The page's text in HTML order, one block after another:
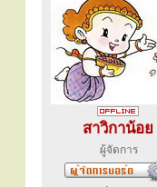
สาวิกาน้อย
ผู้จัดการ